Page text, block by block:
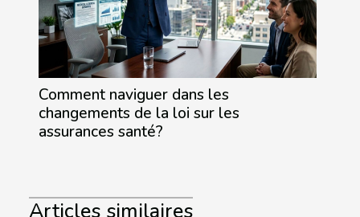
Comment naviguer dans les
changements de la loi sur les
assurances santé?
Articles similaires